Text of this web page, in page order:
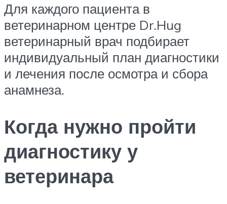
Для каждого пациента в
ветеринарном центре Dr.Hug
ветеринарный врач подбирает
индивидуальный план диагностики
и лечения после осмотра и сбора
анамнеза.
Когда нужно пройти
диагностику у
ветеринара